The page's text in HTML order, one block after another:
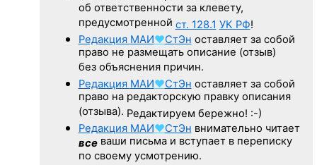
об ответственности за клевету,
предусмотренной ст. 128.1 УК РФ!
Редакция МАИ♥СтЭн оставляет за собой
право не размещать описание (отзыв)
без объяснения причин.
Редакция МАИ♥СтЭн оставляет за собой
право на редакторскую правку описания
(отзыва). Редактируем бережно! :-)
Редакция МАИ♥СтЭн внимательно читает
всеваши письма и вступает в переписку
по своему усмотрению.